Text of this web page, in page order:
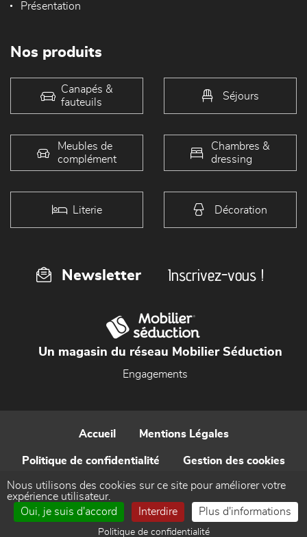
Présentation
Nos produits
Canapés &
fauteuils
Séjours
Meubles de
complément
Chambres &
dressing
Literie Décoration
Newsletter Inscrivez-vous !
Un magasin du réseau Mobilier Séduction
Engagements
Accueil Mentions Légales
Politique de confidentialité Gestion des cookies
Contact
Réalisé par WEB Enseignes
Nous utilisons des cookies sur ce site pour améliorer votre
expérience utilisateur.
Oui, je suis d'accord
Interdire Plus d'informations
Politique de confidentialité